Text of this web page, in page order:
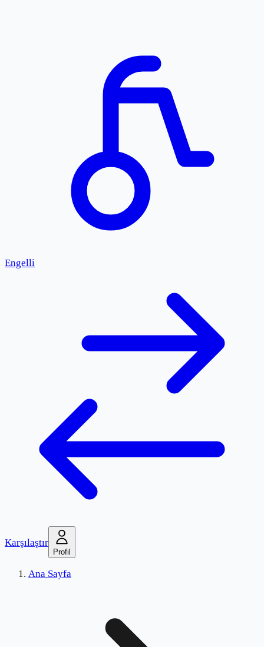
Engelli
Karşılaştır
Profil
Ana Sayfa